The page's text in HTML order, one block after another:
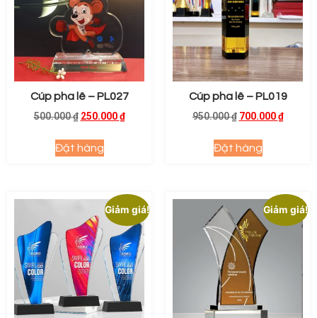
Cúp pha lê – PL027
500.000₫ 250.000₫
Đặt hàng
Cúp pha lê – PL019
950.000₫ 700.000₫
Đặt hàng
Giảm giá! Giảm giá!